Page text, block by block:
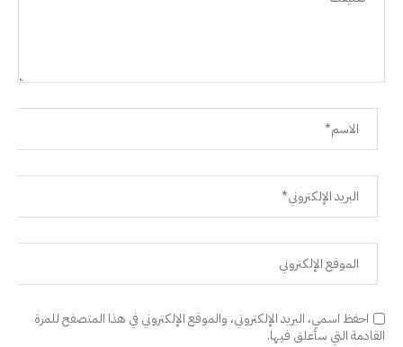
احفظ اسمي، البريد الإلكتروني، والموقع الإلكتروني في هذا المتصفح للمرة
القادمة التي سأعلق فيها.